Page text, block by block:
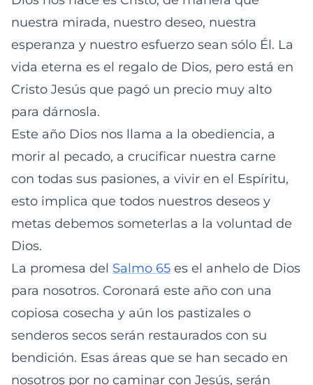
nuestra mirada, nuestro deseo, nuestra
esperanza y nuestro esfuerzo sean sólo Él. La
vida eterna es el regalo de Dios, pero está en
Cristo Jesús que pagó un precio muy alto
para dárnosla.
Este año Dios nos llama a la obediencia, a
morir al pecado, a crucificar nuestra carne
con todas sus pasiones, a vivir en el Espíritu,
esto implica que todos nuestros deseos y
metas debemos someterlas a la voluntad de
Dios.
La promesa del Salmo 65 es el anhelo de Dios
para nosotros. Coronará este año con una
copiosa cosecha y aún los pastizales o
senderos secos serán restaurados con su
bendición. Esas áreas que se han secado en
nosotros por no caminar con Jesús, serán